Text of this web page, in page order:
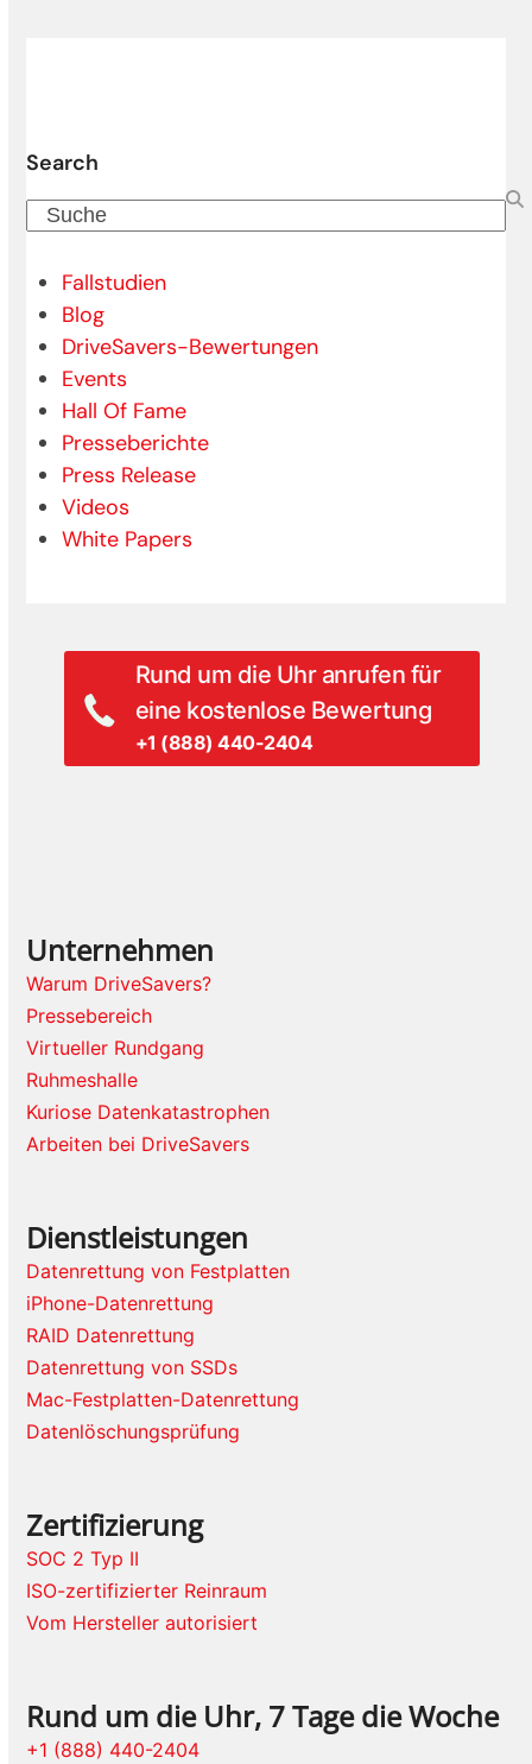
Search
Suche
Fallstudien
Blog
DriveSavers-Bewertungen
Events
Hall Of Fame
Presseberichte
Press Release
Videos
White Papers
Rund um die Uhr anrufen für
eine kostenlose Bewertung
+1 (888) 440-2404
Unternehmen
Warum DriveSavers?
Pressebereich
Virtueller Rundgang
Ruhmeshalle
Kuriose Datenkatastrophen
Arbeiten bei DriveSavers
Dienstleistungen
Datenrettung von Festplatten
iPhone-Datenrettung
RAID Datenrettung
Datenrettung von SSDs
Mac-Festplatten-Datenrettung
Datenlöschungsprüfung
Zertifizierung
SOC 2 Typ II
ISO-zertifizierter Reinraum
Vom Hersteller autorisiert
Rund um die Uhr, 7 Tage die Woche
+1 (888) 440-2404